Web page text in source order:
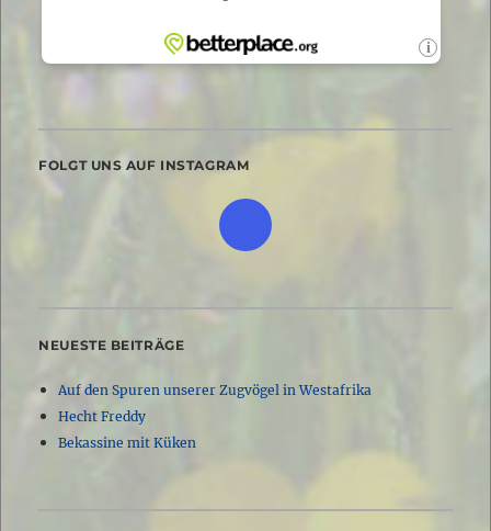
FOLGT UNS AUF INSTAGRAM
NEUESTE BEITRÄGE
Auf den Spuren unserer Zugvögel in Westafrika
Hecht Freddy
Bekassine mit Küken